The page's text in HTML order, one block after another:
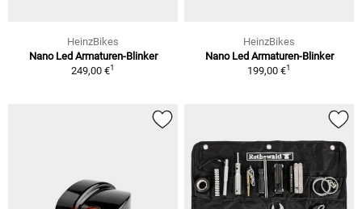
HeinzBikes
Nano Led Armaturen-Blinker
249,00 €1
HeinzBikes
Nano Led Armaturen-Blinker
199,00 €1